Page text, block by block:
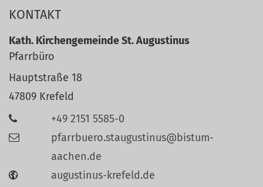
KONTAKT
Kath. Kirchengemeinde St. Augustinus
Pfarrbüro
Hauptstraße 18
47809 Krefeld
+49 2151 5585-0
pfarrbuero.staugustinus@bistum-
aachen.de
augustinus-krefeld.de